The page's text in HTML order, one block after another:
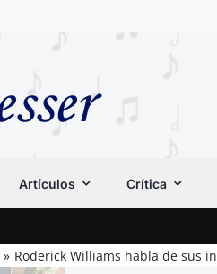
Artículos Crítica
Roderick Williams habla de sus